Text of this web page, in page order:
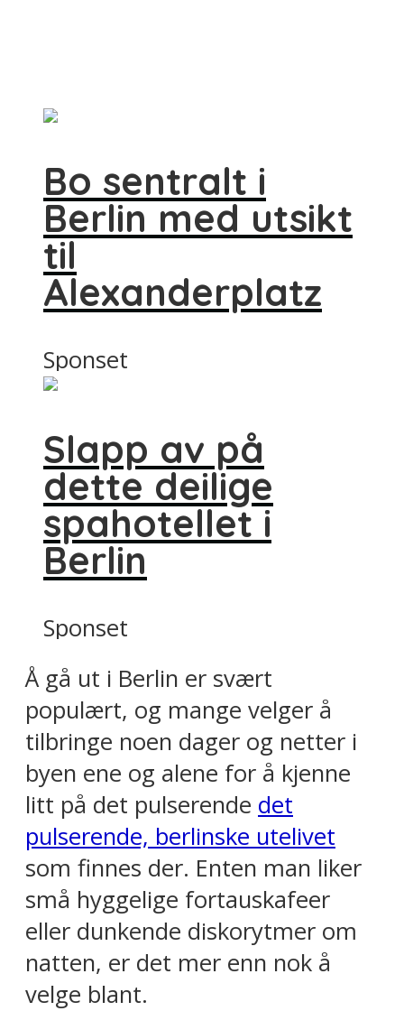
Bo sentralt i
Berlin med utsikt
til
Alexanderplatz
Sponset
Slapp av på
dette deilige
spahotellet i
Berlin
Sponset
Å gå ut i Berlin er svært
populært, og mange velger å
tilbringe noen dager og netter i
byen ene og alene for å kjenne
litt på det pulserende det
pulserende, berlinske utelivet
som finnes der. Enten man liker
små hyggelige fortauskafeer
eller dunkende diskorytmer om
natten, er det mer enn nok å
velge blant.